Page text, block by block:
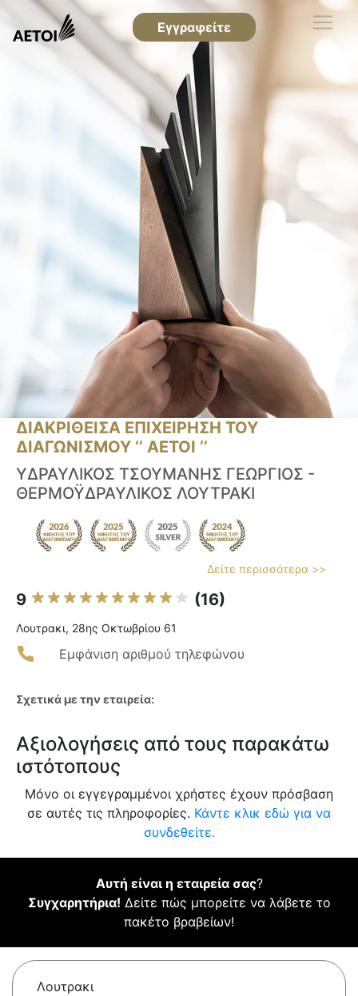
Εγγραφείτε
ΔΙΑΚΡΙΘΕΙΣΑ ΕΠΙΧΕΙΡΗΣΗ ΤΟΥ
ΔΙΑΓΩΝΙΣΜΟΥ ‘’ ΑΕΤΟΙ ‘’
ΥΔΡΑΥΛΙΚΟΣ ΤΣΟΥΜΑΝΗΣ ΓΕΩΡΓΙΟΣ -
ΘΕΡΜΟΫΔΡΑΥΛΙΚΟΣ ΛΟΥΤΡΑΚΙ
Δείτε περισσότερα >>
9 (16)
Λουτρακι, 28ης Οκτωβρίου 61
Εμφάνιση αριθμού τηλεφώνου
Σχετικά με την εταιρεία:
Αξιολογήσεις από τους παρακάτω
ιστότοπους
Μόνο οι εγγεγραμμένοι χρήστες έχουν πρόσβαση
σε αυτές τις πληροφορίες. Κάντε κλικ εδώ για να
συνδεθείτε.
Αυτή είναι η εταιρεία σας?
Συγχαρητήρια! Δείτε πώς μπορείτε να λάβετε το
πακέτο βραβείων!
Λουτρακι